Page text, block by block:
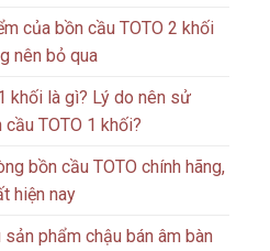
của bồn cầu TOTO 2 khối
nên bỏ qua
khối là gì? Lý do nên sử
TOTO 1 khối?
bồn cầu TOTO chính hãng,
hiện nay
sản phẩm chậu bán âm bàn